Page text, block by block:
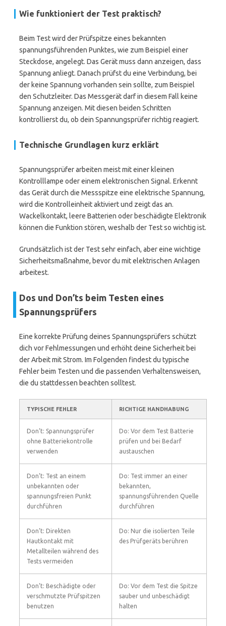
Wie funktioniert der Test praktisch?
Beim Test wird der Prüfspitze eines bekannten
spannungsführenden Punktes, wie zum Beispiel einer
Steckdose, angelegt. Das Gerät muss dann anzeigen, dass
Spannung anliegt. Danach prüfst du eine Verbindung, bei
der keine Spannung vorhanden sein sollte, zum Beispiel
den Schutzleiter. Das Messgerät darf in diesem Fall keine
Spannung anzeigen. Mit diesen beiden Schritten
kontrollierst du, ob dein Spannungsprüfer richtig reagiert.
Technische Grundlagen kurz erklärt
Spannungsprüfer arbeiten meist mit einer kleinen
Kontrolllampe oder einem elektronischen Signal. Erkennt
das Gerät durch die Messspitze eine elektrische Spannung,
wird die Kontrolleinheit aktiviert und zeigt das an.
Wackelkontakt, leere Batterien oder beschädigte Elektronik
können die Funktion stören, weshalb der Test so wichtig ist.
Grundsätzlich ist der Test sehr einfach, aber eine wichtige
Sicherheitsmaßnahme, bevor du mit elektrischen Anlagen
arbeitest.
Dos und Don’ts beim Testen eines
Spannungsprüfers
Eine korrekte Prüfung deines Spannungsprüfers schützt
dich vor Fehlmessungen und erhöht deine Sicherheit bei
der Arbeit mit Strom. Im Folgenden findest du typische
Fehler beim Testen und die passenden Verhaltensweisen,
die du stattdessen beachten solltest.
TYPISCHE FEHLER RICHTIGE HANDHABUNG
Don’t: Spannungsprüfer
ohne Batteriekontrolle
verwenden
Do: Vor dem Test Batterie
prüfen und bei Bedarf
austauschen
Don’t: Test an einem
unbekannten oder
spannungsfreien Punkt
durchführen
Do: Test immer an einer
bekannten,
spannungsführenden Quelle
durchführen
Don’t: Direkten
Hautkontakt mit
Metallteilen während des
Tests vermeiden
Do: Nur die isolierten Teile
des Prüfgeräts berühren
Don’t: Beschädigte oder
verschmutzte Prüfspitzen
benutzen
Do: Vor dem Test die Spitze
sauber und unbeschädigt
halten